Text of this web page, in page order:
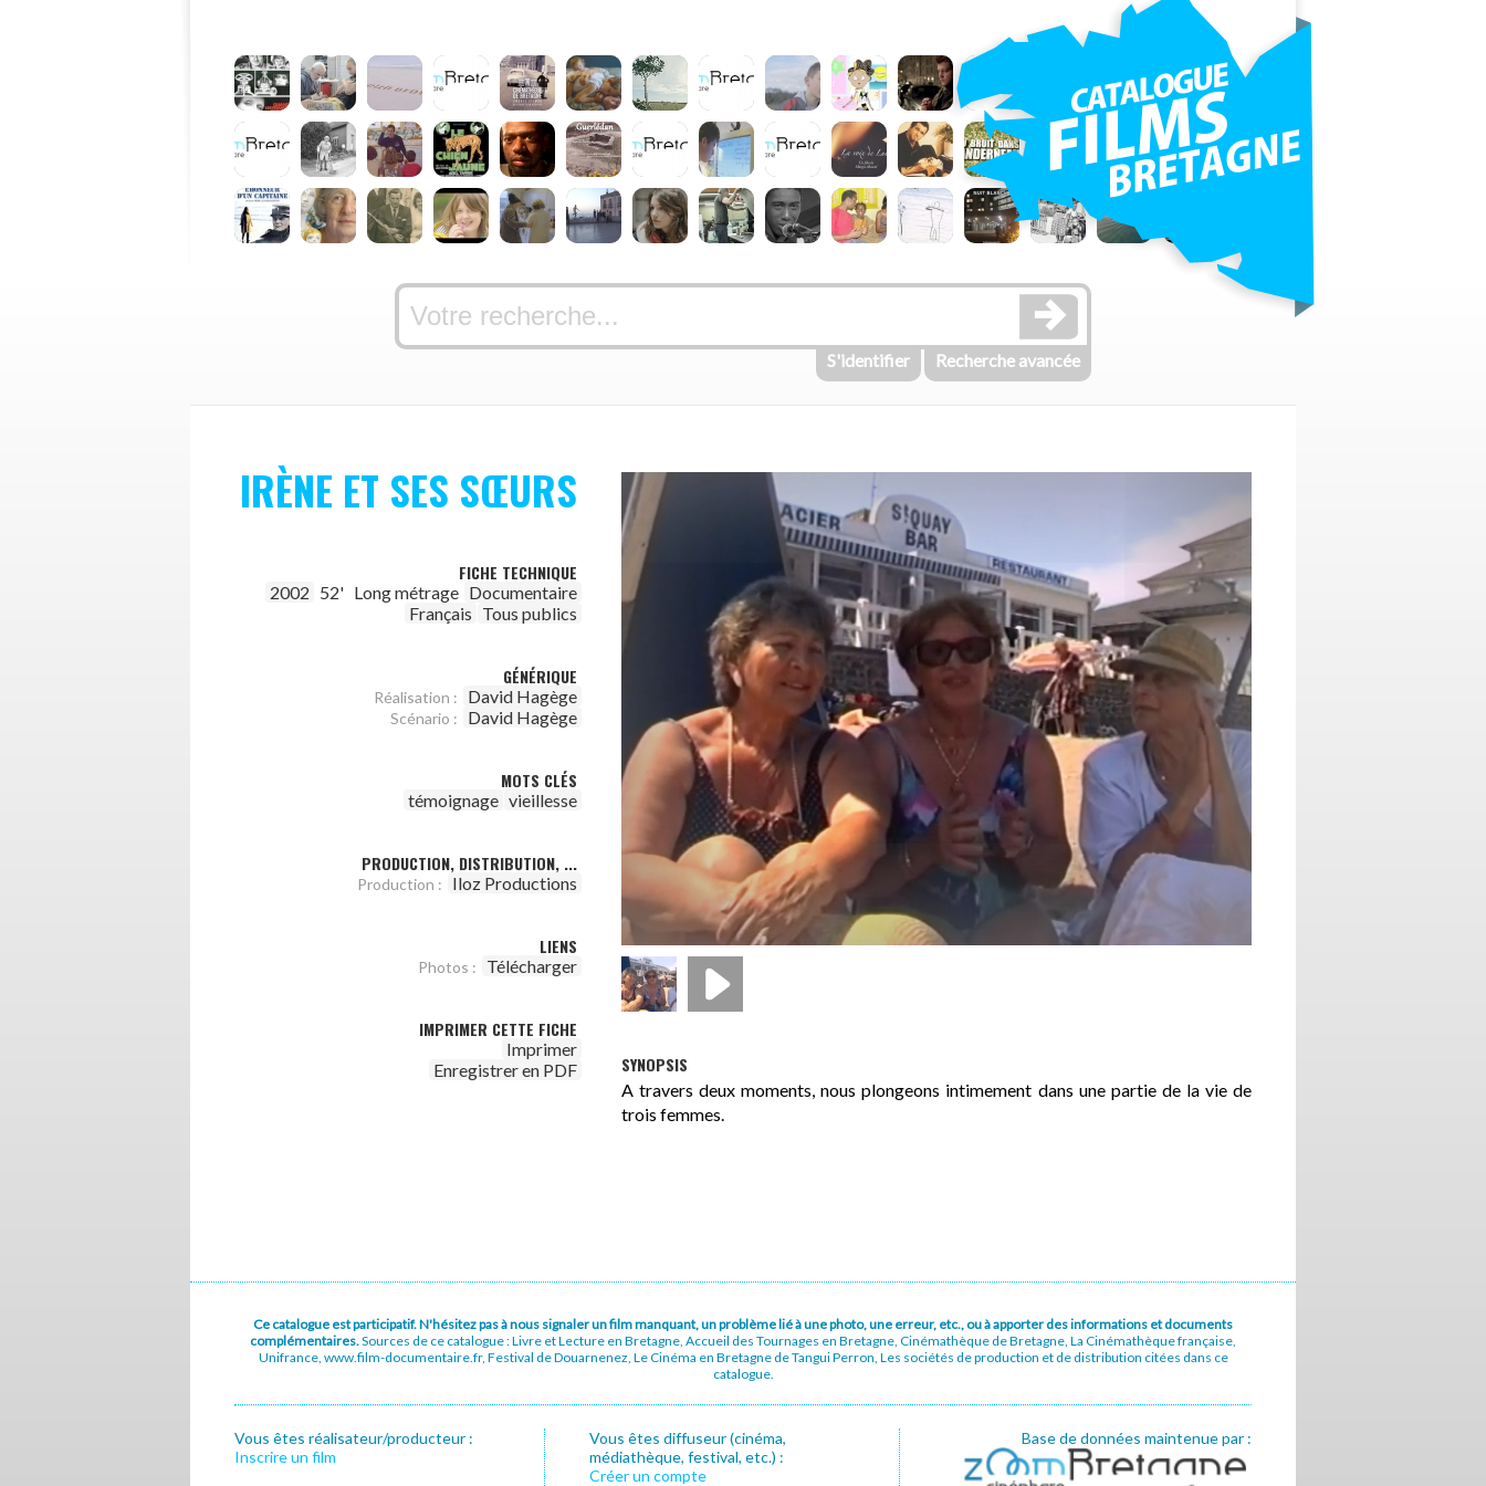
S'identifier Recherche avancée
IRÈNE ET SES SŒURS
FICHE TECHNIQUE
2002 52' Long métrage Documentaire
Français Tous publics
GÉNÉRIQUE
Réalisation : David Hagège
Scénario : David Hagège
MOTS CLÉS
témoignage vieillesse
PRODUCTION, DISTRIBUTION, ...
Production : Iloz Productions
LIENS
Photos : Télécharger
IMPRIMER CETTE FICHE
Imprimer
Enregistrer en PDF
SYNOPSIS
A travers deux moments, nous plongeons intimement dans une partie de la vie de
trois femmes.
Ce catalogue est participatif. N'hésitez pas à nous signaler un film manquant, un problème lié à une photo, une erreur, etc., ou à apporter des informations et documents
complémentaires.Sources de ce catalogue : Livre et Lecture en Bretagne, Accueil des Tournages en Bretagne, Cinémathèque de Bretagne, La Cinémathèque française,
Unifrance, www.film-documentaire.fr, Festival de Douarnenez, Le Cinéma en Bretagne de Tangui Perron, Les sociétés de production et de distribution citées dans ce
catalogue.
Vous êtes réalisateur/producteur :
Inscrire un film
Vous êtes diffuseur (cinéma,
médiathèque, festival, etc.) :
Créer un compte
Base de données maintenue par :